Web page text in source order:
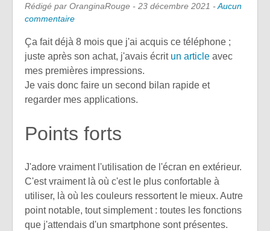
Rédigé par OranginaRouge - 23 décembre 2021 -Aucun
commentaire
Ça fait déjà 8 mois que j'ai acquis ce téléphone ;
juste après son achat, j'avais écrit un article avec
mes premières impressions.
Je vais donc faire un second bilan rapide et
regarder mes applications.
Points forts
J'adore vraiment l'utilisation de l'écran en extérieur.
C'est vraiment là où c'est le plus confortable à
utiliser, là où les couleurs ressortent le mieux. Autre
point notable, tout simplement : toutes les fonctions
que j'attendais d'un smartphone sont présentes.